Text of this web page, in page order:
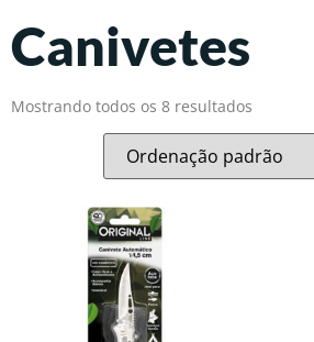
Canivetes
Mostrando todos os 8 resultados